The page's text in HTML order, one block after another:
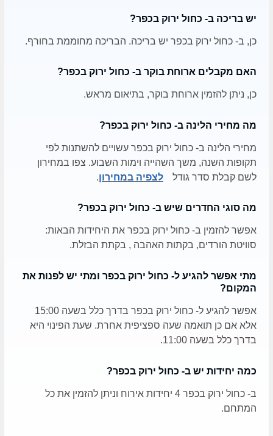
יש בריכה ב- כחול ירוק בכפר?
כן, ב- כחול ירוק בכפר יש בריכה. הבריכה מחוממת בחורף.
האם מקבלים ארוחת בוקר ב- כחול ירוק בכפר?
כן, ניתן להזמין ארוחת בוקר, בתיאום מראש.
מה מחירי הלינה ב- כחול ירוק בכפר?
מחירי הלינה ב- כחול ירוק בכפר עשויים להשתנות לפי
תקופות השנה, משך השהייה וימות השבוע. צפו במחירון
לשם קבלת סדר גודל
לצפיה במחירון.
מה סוגי החדרים שיש ב- כחול ירוק בכפר?
אפשר להזמין ב- כחול ירוק בכפר את היחידות הבאות:
סוויטת הורדים, בקתות האהבה , בקתת הבזלת.
מתי אפשר להגיע ל- כחול ירוק בכפר ומתי יש לפנות את
המקום?
אפשר להגיע ל- כחול ירוק בכפר בדרך כלל בשעה 15:00
אלא אם כן תואמה שעה ספציפית אחרת. שעת הפינוי היא
בדרך כלל בשעה 11:00.
כמה יחידות יש ב- כחול ירוק בכפר?
ב- כחול ירוק בכפר 4 יחידות אירוח וניתן להזמין את כל
המתחם.